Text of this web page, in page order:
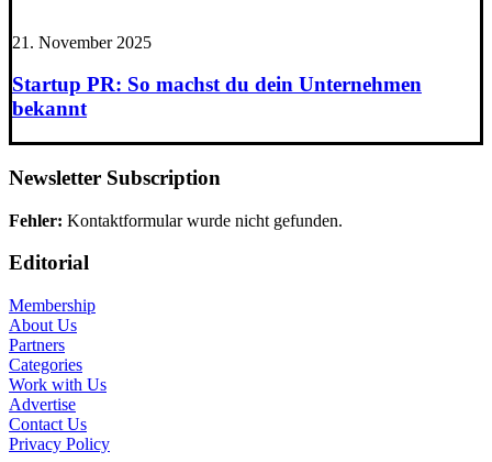
21. November 2025
Startup PR: So machst du dein Unternehmen
bekannt
Newsletter Subscription
Fehler: Kontaktformular wurde nicht gefunden.
Editorial
Membership
About Us
Partners
Categories
Work with Us
Advertise
Contact Us
Privacy Policy